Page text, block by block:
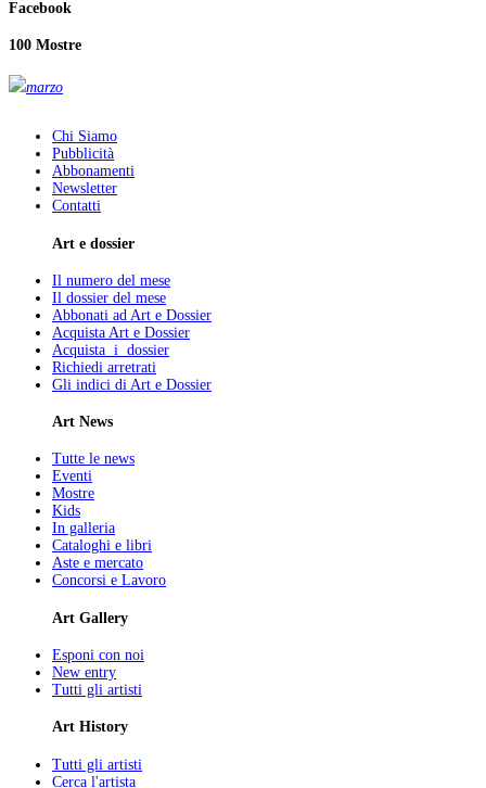
Facebook
100 Mostre
marzo
Chi Siamo
Pubblicità
Abbonamenti
Newsletter
Contatti
Art e dossier
Il numero del mese
Il dossier del mese
Abbonati ad Art e Dossier
Acquista Art e Dossier
Acquista i dossier
Richiedi arretrati
Gli indici di Art e Dossier
Art News
Tutte le news
Eventi
Mostre
Kids
In galleria
Cataloghi e libri
Aste e mercato
Concorsi e Lavoro
Art Gallery
Esponi con noi
New entry
Tutti gli artisti
Art History
Tutti gli artisti
Cerca l'artista